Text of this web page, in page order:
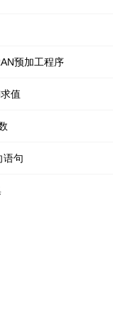
预加工程序
值
语句